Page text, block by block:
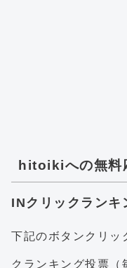
hitoikiへの無料
INクリックランキ
下記のボタンクリッ
クランキング投票（